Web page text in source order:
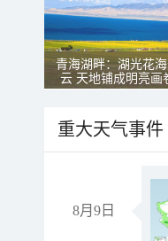
青海湖畔：湖光花
云 天地铺成明亮画
重大天气事件
8月9日